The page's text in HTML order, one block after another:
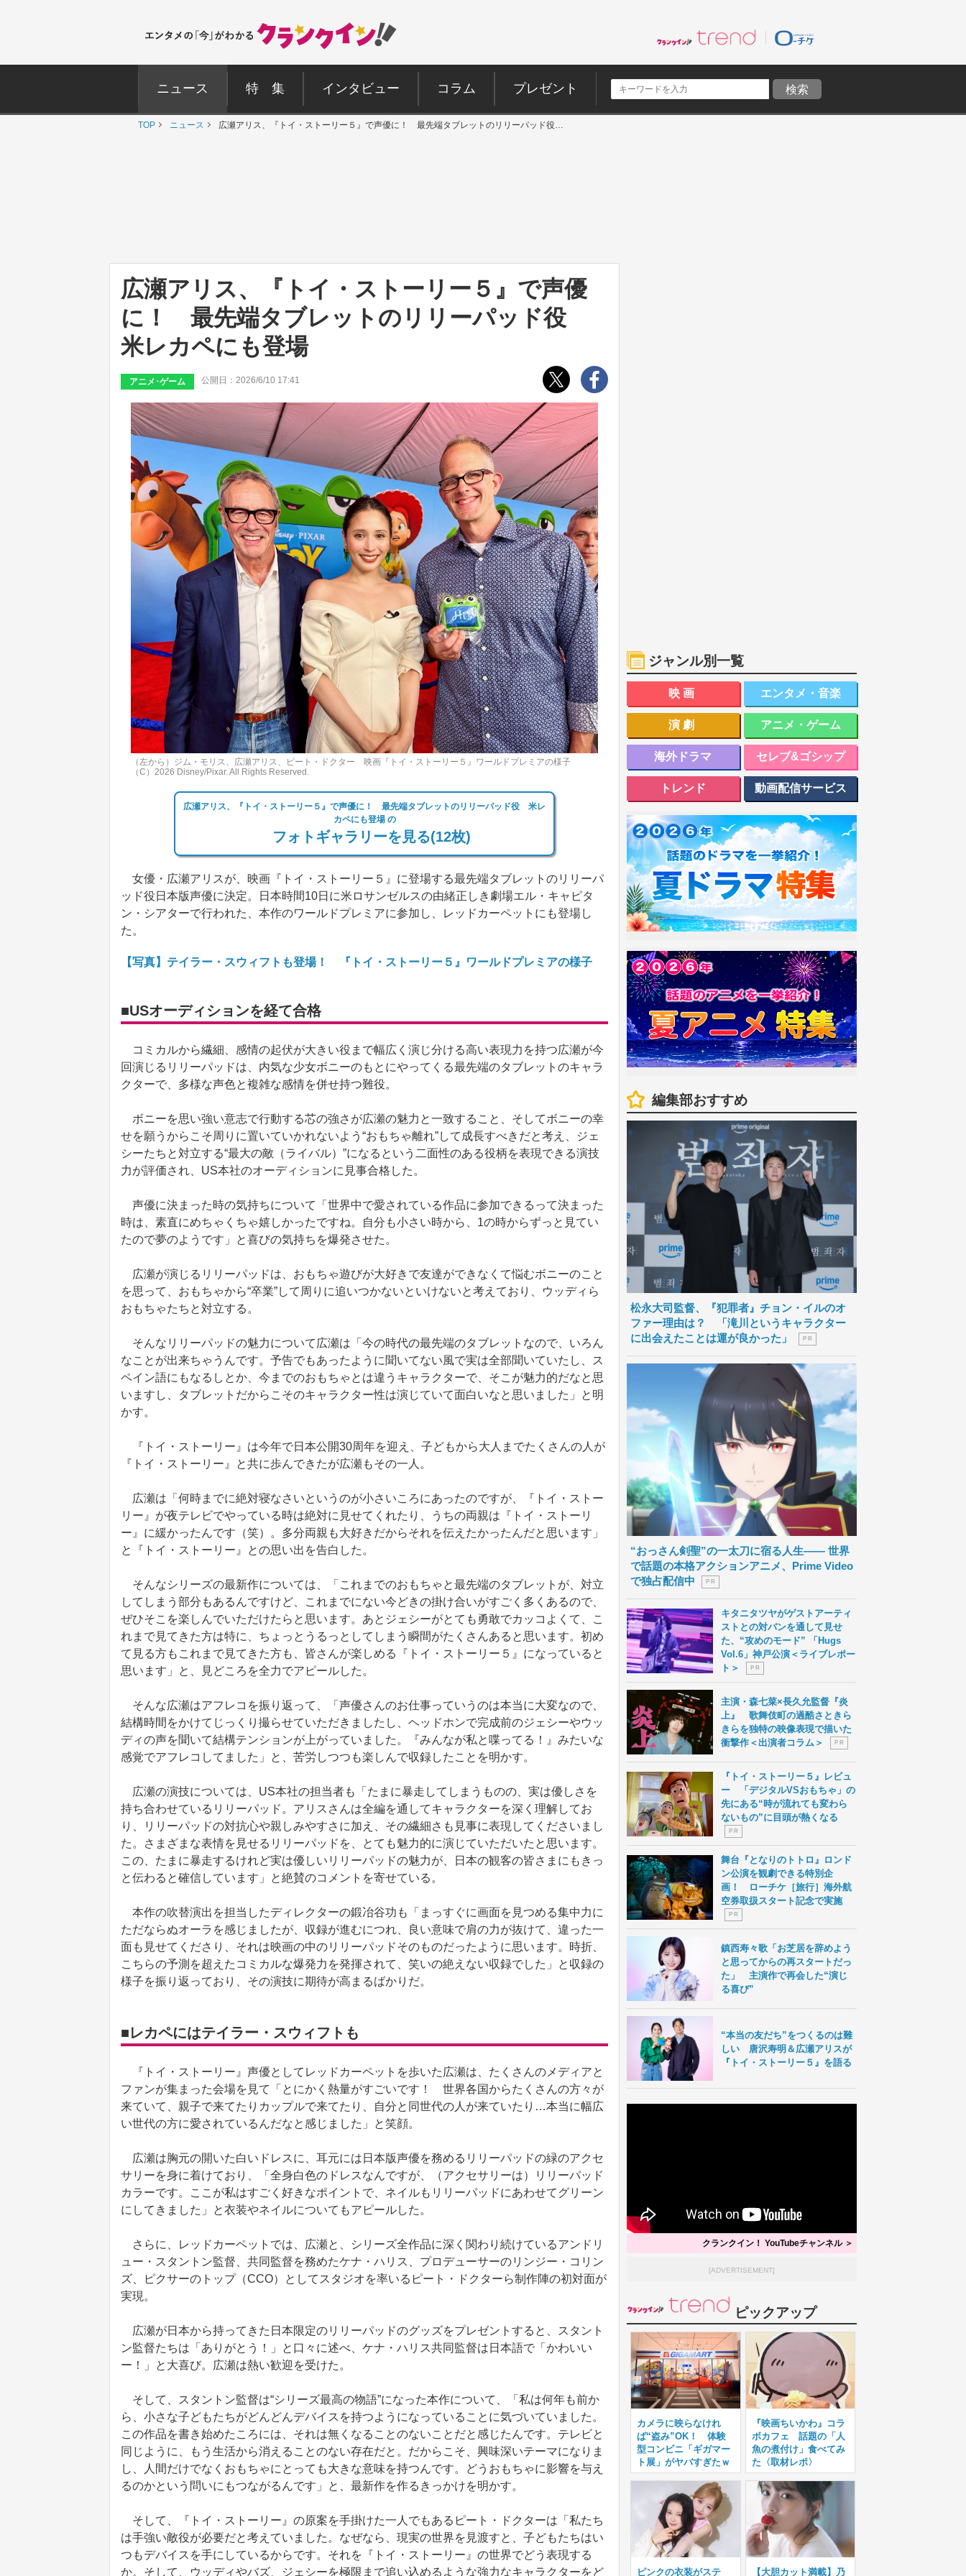
ニュース 特 集 インタビュー コラム プレゼント
TOP ニュース 広瀬アリス、『トイ・ストーリー５』で声優に！ 最先端タブレットのリリーパッド役…
広瀬アリス、『トイ・ストーリー５』で声優
に！ 最先端タブレットのリリーパッド役
米レカペにも登場
アニメ･ゲーム 公開日：2026/6/10 17:41
（左から）ジム・モリス、広瀬アリス、ピート・ドクター 映画『トイ・ストーリー５』ワールドプレミアの様子
（C）2026 Disney/Pixar. All Rights Reserved.
広瀬アリス、『トイ・ストーリー５』で声優に！ 最先端タブレットのリリーパッド役 米レ
カペにも登場 の
フォトギャラリーを見る(12枚)
女優・広瀬アリスが、映画『トイ・ストーリー５』に登場する最先端タブレットのリリーパ
ッド役日本版声優に決定。日本時間10日に米ロサンゼルスの由緒正しき劇場エル・キャピタ
ン・シアターで行われた、本作のワールドプレミアに参加し、レッドカーペットにも登場し
た。
【写真】テイラー・スウィフトも登場！ 『トイ・ストーリー５』ワールドプレミアの様子
■USオーディションを経て合格
コミカルから繊細、感情の起伏が大きい役まで幅広く演じ分ける高い表現力を持つ広瀬が今
回演じるリリーパッドは、内気な少女ボニーのもとにやってくる最先端のタブレットのキャラ
クターで、多様な声色と複雑な感情を併せ持つ難役。
ボニーを思い強い意志で行動する芯の強さが広瀬の魅力と一致すること、そしてボニーの幸
せを願うからこそ周りに置いていかれないよう“おもちゃ離れ”して成長すべきだと考え、ジェ
シーたちと対立する“最大の敵（ライバル）”になるという二面性のある役柄を表現できる演技
力が評価され、US本社のオーディションに見事合格した。
声優に決まった時の気持ちについて「世界中で愛されている作品に参加できるって決まった
時は、素直にめちゃくちゃ嬉しかったですね。自分も小さい時から、1の時からずっと見てい
たので夢のようです」と喜びの気持ちを爆発させた。
広瀬が演じるリリーパッドは、おもちゃ遊びが大好きで友達ができなくて悩むボニーのこと
を思って、おもちゃから“卒業”して周りに追いつかないといけないと考えており、ウッディら
おもちゃたちと対立する。
そんなリリーパッドの魅力について広瀬は「今の時代の最先端のタブレットなので、いろん
なことが出来ちゃうんです。予告でもあったように聞いてない風で実は全部聞いていたし、ス
ペイン語にもなるしとか、今までのおもちゃとは違うキャラクターで、そこが魅力的だなと思
いますし、タブレットだからこそのキャラクター性は演じていて面白いなと思いました」と明
かす。
『トイ・ストーリー』は今年で日本公開30周年を迎え、子どもから大人までたくさんの人が
『トイ・ストーリー』と共に歩んできたが広瀬もその一人。
広瀬は「何時までに絶対寝なさいというのが小さいころにあったのですが、『トイ・ストー
リー』が夜テレビでやっている時は絶対に見せてくれたり、うちの両親は『トイ・ストーリ
ー』に緩かったんです（笑）。多分両親も大好きだからそれを伝えたかったんだと思います」
と『トイ・ストーリー』との思い出を告白した。
そんなシリーズの最新作については、「これまでのおもちゃと最先端のタブレットが、対立
してしまう部分もあるんですけど、これまでにない今どきの掛け合いがすごく多くあるので、
ぜひそこを楽しんでいただけたらと思います。あとジェシーがとても勇敢でカッコよくて、こ
れまで見てきた方は特に、ちょっとうるっとしてしまう瞬間がたくさんあると思います。初め
て見る方もこれまで見てきた方も、皆さんが楽しめる『トイ・ストーリー５』になっていると
思います」と、見どころを全力でアピールした。
そんな広瀬はアフレコを振り返って、「声優さんのお仕事っていうのは本当に大変なので、
結構時間をかけてじっくり撮らせていただきましたし、ヘッドホンで完成前のジェシーやウッ
ディの声を聞いて結構テンションが上がっていました。『みんなが私と喋ってる！』みたいな
感覚でアフレコしてました」と、苦労しつつも楽しんで収録したことを明かす。
広瀬の演技については、US本社の担当者も「たまに暴走してしまうものの、実は優しさを
持ち合わせているリリーパッド。アリスさんは全編を通してキャラクターを深く理解してお
り、リリーパッドの対抗心や親しみやすさに加え、その繊細さも見事に表現してくださいまし
た。さまざまな表情を見せるリリーパッドを、とても魅力的に演じていただいたと思います。
この、たまに暴走するけれど実は優しいリリーパッドの魅力が、日本の観客の皆さまにもきっ
と伝わると確信しています」と絶賛のコメントを寄せている。
本作の吹替演出を担当したディレクターの鍛冶谷功も「まっすぐに画面を見つめる集中力に
ただならぬオーラを感じましたが、収録が進むにつれ、良い意味で肩の力が抜けて、違った一
面も見せてくださり、それは映画の中のリリーパッドそのものだったように思います。時折、
こちらの予測を超えたコミカルな爆発力を発揮されて、笑いの絶えない収録でした」と収録の
様子を振り返っており、その演技に期待が高まるばかりだ。
■レカペにはテイラー・スウィフトも
『トイ・ストーリー』声優としてレッドカーペットを歩いた広瀬は、たくさんのメディアと
ファンが集まった会場を見て「とにかく熱量がすごいです！ 世界各国からたくさんの方々が
来ていて、親子で来てたりカップルで来てたり、自分と同世代の人が来ていたり…本当に幅広
い世代の方に愛されているんだなと感じました」と笑顔。
広瀬は胸元の開いた白いドレスに、耳元には日本版声優を務めるリリーパッドの緑のアクセ
サリーを身に着けており、「全身白色のドレスなんですが、（アクセサリーは）リリーパッド
カラーです。ここが私はすごく好きなポイントで、ネイルもリリーパッドにあわせてグリーン
にしてきました」と衣装やネイルについてもアピールした。
さらに、レッドカーペットでは、広瀬と、シリーズ全作品に深く関わり続けているアンドリ
ュー・スタントン監督、共同監督を務めたケナ・ハリス、プロデューサーのリンジー・コリン
ズ、ピクサーのトップ（CCO）としてスタジオを率いるピート・ドクターら制作陣の初対面が
実現。
広瀬が日本から持ってきた日本限定のリリーパッドのグッズをプレゼントすると、スタント
ン監督たちは「ありがとう！」と口々に述べ、ケナ・ハリス共同監督は日本語で「かわいい
ー！」と大喜び。広瀬は熱い歓迎を受けた。
そして、スタントン監督は“シリーズ最高の物語”になった本作について、「私は何年も前か
ら、小さな子どもたちがどんどんデバイスを持つようになっていることに気づいていました。
この作品を書き始めたころには、それは無くなることのないことだと感じたんです。テレビと
同じように、もう生活から消えることのない存在だと。だからこそ、興味深いテーマになりま
し、人間だけでなくおもちゃにとっても大きな意味を持つんです。どうおもちゃに影響を与え
るのかという問いにもつながるんです」と、最新作を作るきっかけを明かす。
そして、『トイ・ストーリー』の原案を手掛けた一人でもあるピート・ドクターは「私たち
は手強い敵役が必要だと考えていました。なぜなら、現実の世界を見渡すと、子どもたちはい
つもデバイスを手にしているからです。それを『トイ・ストーリー』の世界でどう表現する
か。そして、ウッディやバズ、ジェシーを極限まで追い込めるような強力なキャラクターをど
ジャンル別一覧
映画 エンタメ・音楽
演劇 アニメ・ゲーム
海外ドラマ セレブ&ゴシップ
トレンド 動画配信サービス
編集部おすすめ
松永大司監督、『犯罪者』チョン・イルのオ
ファー理由は？ 「滝川というキャラクター
に出会えたことは運が良かった」
P R
“おっさん剣聖”の一太刀に宿る人生―― 世界
で話題の本格アクションアニメ、Prime Video
で独占配信中
P R
キタニタツヤがゲストアーティ
ストとの対バンを通して見せ
た、“攻めのモード” 「Hugs
Vol.6」神戸公演＜ライブレポー
ト＞
P R
主演・森七菜×長久允監督『炎
上』 歌舞伎町の過酷さときら
きらを独特の映像表現で描いた
衝撃作＜出演者コラム＞
P R
『トイ・ストーリー５』レビュ
ー 「デジタルVSおもちゃ」の
先にある“時が流れても変わら
ないもの”に目頭が熱くなる
P R
舞台『となりのトトロ』ロンド
ン公演を観劇できる特別企
画！ ローチケ［旅行］海外航
空券取扱スタート記念で実施
P R
鎮西寿々歌「お芝居を辞めよう
と思ってからの再スタートだっ
た」 主演作で再会した“演じ
る喜び”
“本当の友だち”をつくるのは難
しい 唐沢寿明＆広瀬アリスが
『トイ・ストーリー５』を語る
クランクイン！ YouTubeチャンネル ＞
[ADVERTISEMENT]
ピックアップ
カメラに映らなけれ
ば“盗み”OK！ 体験
型コンビニ「ギガマー
ト展」がヤバすぎたｗ
『映画ちいかわ』コラ
ボカフェ 話題の「人
魚の煮付け」食べてみ
た〈取材レポ〉
ピンクの衣装がステ 【大胆カット満載】乃